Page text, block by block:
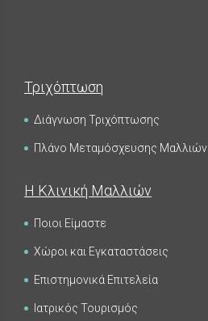
Τριχόπτωση
Διάγνωση Τριχόπτωσης
Πλάνο Μεταμόσχευσης Μαλλιών
Η Κλινική Μαλλιών
Ποιοι Είμαστε
Χώροι και Εγκαταστάσεις
Επιστημονικά Επιτελεία
Ιατρικός Τουρισμός